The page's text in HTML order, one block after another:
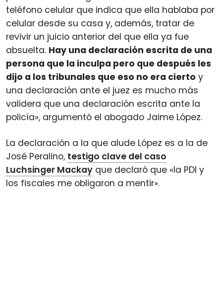
teléfono celular que indica que ella hablaba por
celular desde su casa y, además, tratar de
revivir un juicio anterior del que ella ya fue
absuelta. Hay una declaración escrita de una
persona que la inculpa pero que después les
dijo a los tribunales que eso no era cierto y
una declaración ante el juez es mucho más
validera que una declaración escrita ante la
policía», argumentó el abogado Jaime López.
La declaración a la que alude López es a la de
José Peralino, testigo clave del caso
Luchsinger Mackay que declaró que «la PDI y
los fiscales me obligaron a mentir».